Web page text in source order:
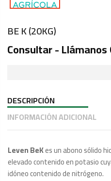
BE K (20KG)
Consultar -
DESCRIPCIÓN
INFORMACIÓN ADICIONAL
Leven BeKes un abono sólido
elevado contenido en potasio
idóneo contenido de nitrógeno.